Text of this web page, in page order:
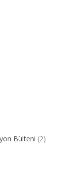
Bülteni (2)